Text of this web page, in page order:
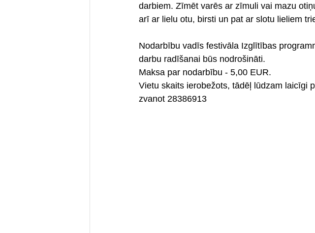
darbiem. Zīmēt varēs ar zīmuli vai mazu
arī ar lielu otu, birsti un pat ar slotu lieliem
Nodarbību vadīs festivāla Izglītības
darbu radīšanai būs nodrošināti.
Maksa par nodarbību - 5,00 EUR.
Vietu skaits ierobežots, tādēļ lūdzam laicīgi
zvanot 28386913